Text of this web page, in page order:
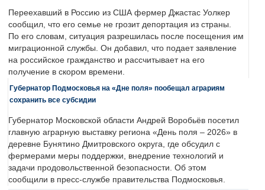
Переехавший в Россию из США фермер Джастас Уолкер
сообщил, что его семье не грозит депортация из страны.
По его словам, ситуация разрешилась после посещения им
миграционной службы. Он добавил, что подает заявление
на российское гражданство и рассчитывает на его
получение в скором времени.
Губернатор Подмосковья на «Дне поля» пообещал аграриям
сохранить все субсидии
Губернатор Московской области Андрей Воробьёв посетил
главную аграрную выставку региона «День поля – 2026» в
деревне Бунятино Дмитровского округа, где обсудил с
фермерами меры поддержки, внедрение технологий и
задачи продовольственной безопасности. Об этом
сообщили в пресс-службе правительства Подмосковья.